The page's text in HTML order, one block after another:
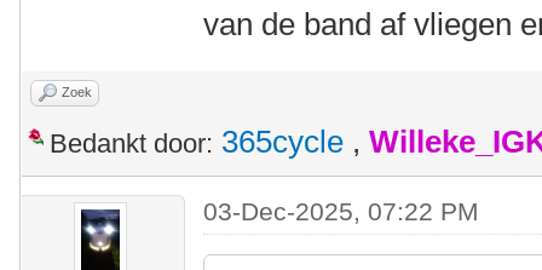
van de band af vliegen
Zoek
Bedankt door: 365cycle ,
03-Dec-2025, 07:22 PM